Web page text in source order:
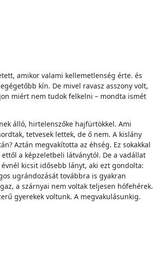
amikor valami kellemetlenség érte. és
kín. De mivel ravasz asszony volt,
miért nem tudok felkelni – mondta ismét
álló, hirtelenszőke hajfürtökkel. Ami
tetvesek lettek, de ő nem. A kislány
Aztán megvakította az éhség. Ez sokakkal
a képzeletbeli látványtól. De a vadállat
kicsit idősebb lányt, aki ezt gondolta:
ugrándozását továbbra is gyakran
a szárnyai nem voltak teljesen hófehérek.
gyerekek voltunk. A megvakulásunkig.